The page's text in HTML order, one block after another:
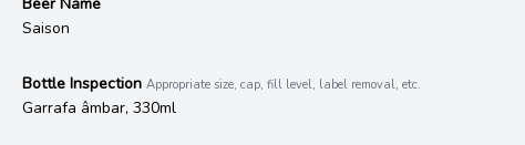
Saison
Bottle Inspection Appropriate size, cap, fill level, label removal, etc.
Garrafa âmbar, 330ml